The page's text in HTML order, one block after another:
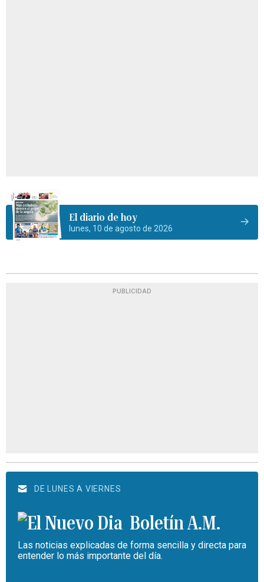
El diario de hoy
lunes, 10 de agosto de 2026
PUBLICIDAD
DE LUNES A VIERNES
Boletín A.M.
Las noticias explicadas de forma sencilla y directa para
entender lo más importante del día.